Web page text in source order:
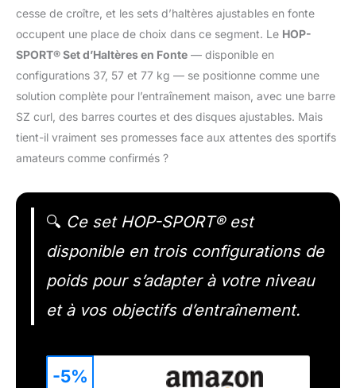
cesse de croître, et les sets d’haltères ajustables en fonte
occupent une place de choix dans ce segment. Le HOP-
SPORT® Set d’Haltères en Fonte — disponible en
configurations 37, 57 et 77 kg — se positionne comme une
solution complète pour l’entraînement maison, avec une barre
SZ curl, des barres courtes et des disques ajustables. Mais
tient-il vraiment ses promesses face aux attentes des sportifs
amateurs comme confirmés ?
🔍 Ce set HOP-SPORT® est
disponible en trois configurations de
poids pour s’adapter à votre niveau
et à vos objectifs d’entraînement.
-5%